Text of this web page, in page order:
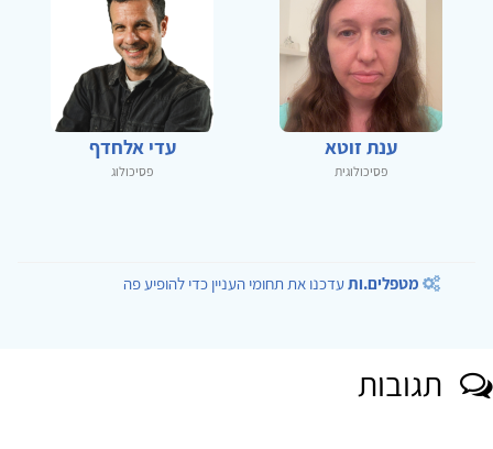
ענת זוטא
פסיכולוגית
עדי אלחדף
פסיכולוג
מטפלים.ותעדכנו את תחומי העניין כדי להופיע פה
תגובות